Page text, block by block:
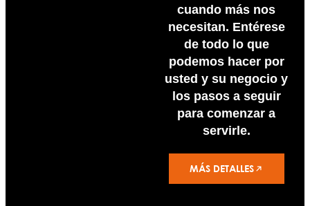
cuando más nos
necesitan. Entérese
de todo lo que
podemos hacer por
usted y su negocio y
los pasos a seguir
para comenzar a
servirle.
MÁS DETALLES